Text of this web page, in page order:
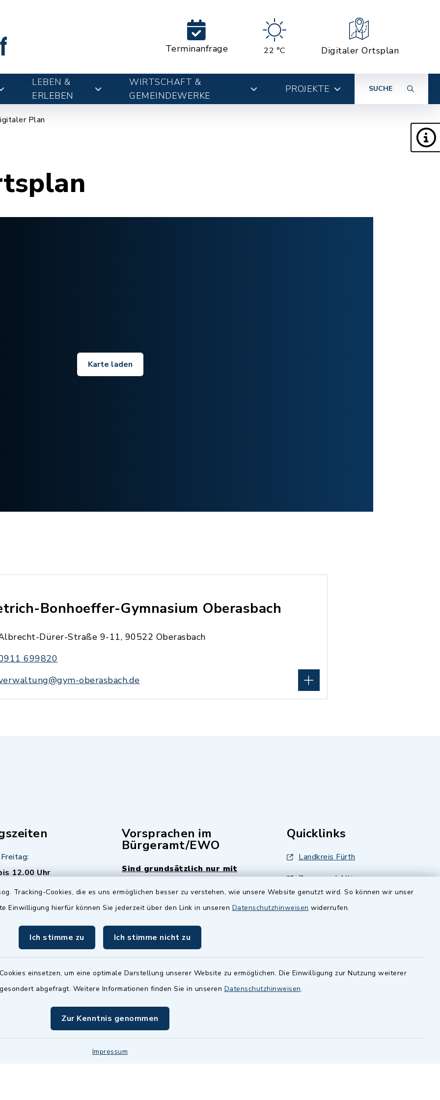
Tracking-Cookies, die es uns ermöglichen besser zu verstehen, wie unsere Website genutzt wird. So können wir unser
Einwilligung hierfür können Sie jederzeit über den Link in unseren Datenschutzhinweisen widerrufen.
Ich stimme zu Ich stimme nicht zu
einsetzen, um eine optimale Darstellung unserer Website zu ermöglichen. Die Einwilligung zur Nutzung weiterer
abgefragt. Weitere Informationen finden Sie in unseren Datenschutzhinweisen.
Zur Kenntnis genommen
Impressum
Terminanfrage 22 °C Digitaler Ortsplan
LEBEN &
ERLEBEN
WIRTSCHAFT &
GEMEINDEWERKE
PROJEKTE SUCHE
Plan
Karte laden
Bonhoeffer-Gymnasium Oberasbach
Dürer-Straße 9-11, 90522 Oberasbach
699820
oberasbach.de
12.00 Uhr
Uhr - allerdings
Termine sind
fragen Sie den
Sachbearbeiter)
Vorsprachen im
Bürgeramt/EWO
Sind grundsätzlich nur mit
istMittwochs geschlossen.
Quicklinks
Landkreis Fürth
Zenngrund Allianz